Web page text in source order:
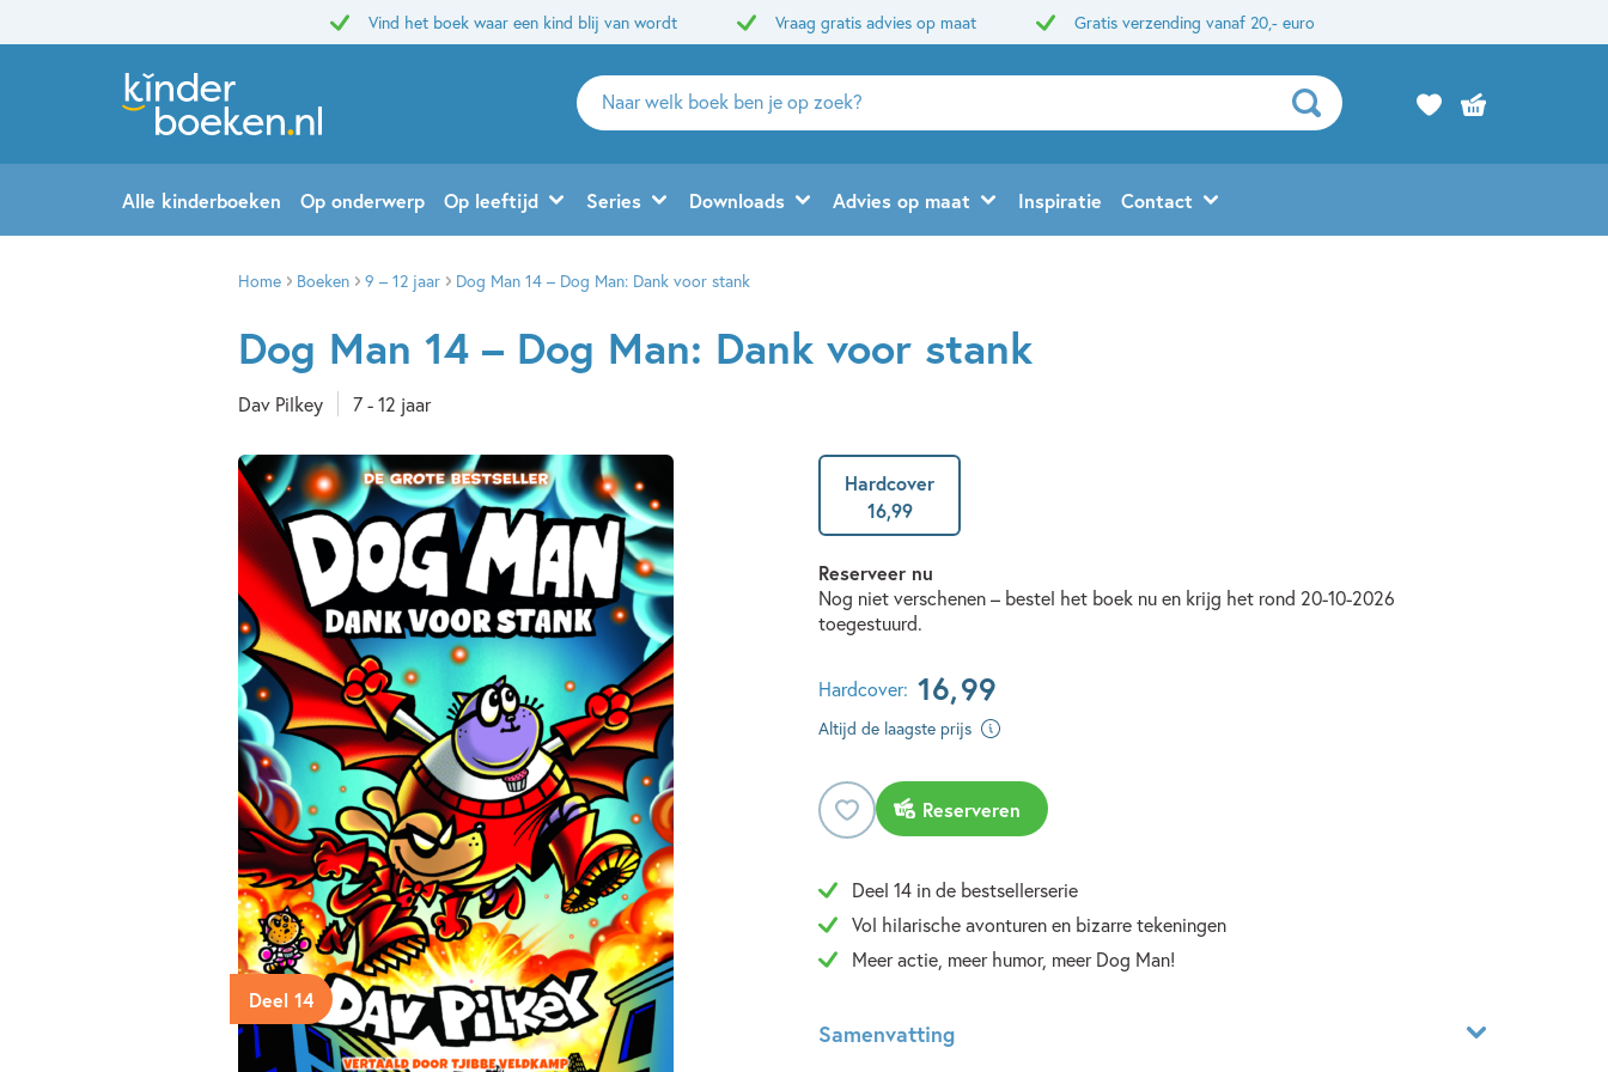
Vind het boek waar een kind blij van wordt Vraag gratis advies op maat Gratis verzending vanaf 20,- euro
Zoeken
naar
en
uitgevers
Alle kinderboeken Op onderwerp Op leeftijd Series Downloads Advies op maat Inspiratie Contact
Home Boeken 9 – 12 jaar Dog Man 14 – Dog Man: Dank voor stank
Dog Man 14 – Dog Man: Dank voor stank
Dav Pilkey 7 - 12 jaar
Deel 14
Hardcover
16,99
Reserveer nu
Nog niet verschenen – bestel het boek nu en krijg het rond 20-10-2026
toegestuurd.
Hardcover: 16,99
Altijd de laagste prijs
Reserveren
Deel 14 in de bestsellerserie
Vol hilarische avonturen en bizarre tekeningen
Meer actie, meer humor, meer Dog Man!
Samenvatting